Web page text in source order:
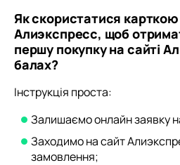
Як скористатися
Алиэкспресс, щоб
першу покупку на сайті
балах?
Інструкція проста:
Залишаємо онлайн заявку
Заходимо на сайт
замовлення;